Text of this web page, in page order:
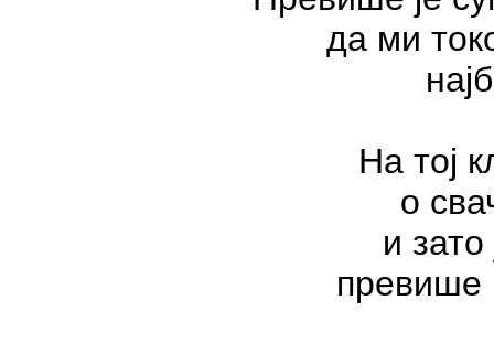
да ми
На тој
о
и зато
превише